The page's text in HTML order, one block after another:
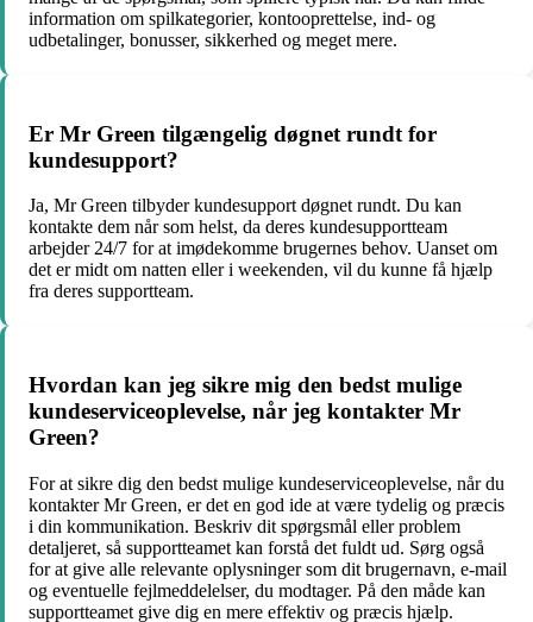
information om spilkategorier, kontooprettelse, ind- og
udbetalinger, bonusser, sikkerhed og meget mere.
Er Mr Green tilgængelig døgnet rundt for
kundesupport?
Ja, Mr Green tilbyder kundesupport døgnet rundt. Du kan
kontakte dem når som helst, da deres kundesupportteam
arbejder 24/7 for at imødekomme brugernes behov. Uanset om
det er midt om natten eller i weekenden, vil du kunne få hjælp
fra deres supportteam.
Hvordan kan jeg sikre mig den bedst mulige
kundeserviceoplevelse, når jeg kontakter Mr
Green?
For at sikre dig den bedst mulige kundeserviceoplevelse, når du
kontakter Mr Green, er det en god ide at være tydelig og præcis
i din kommunikation. Beskriv dit spørgsmål eller problem
detaljeret, så supportteamet kan forstå det fuldt ud. Sørg også
for at give alle relevante oplysninger som dit brugernavn, e-mail
og eventuelle fejlmeddelelser, du modtager. På den måde kan
supportteamet give dig en mere effektiv og præcis hjælp.